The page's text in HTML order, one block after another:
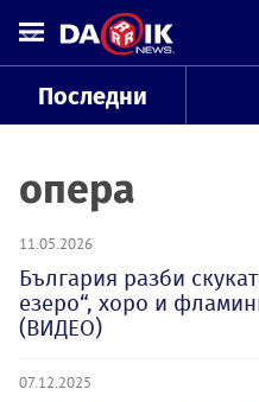
Последни
опера
11.05.2026
България разби
езеро“, хоро и
(ВИДЕО)
07.12.2025